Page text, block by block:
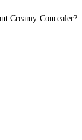
Creamy Concealer?